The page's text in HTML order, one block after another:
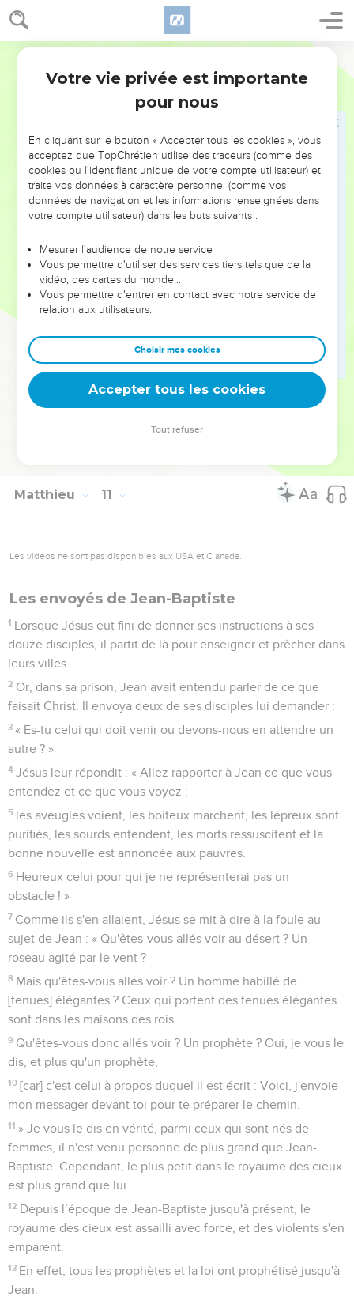
Matthieu 10
35 car je suis venu mettre la division entre l'homme et son
père, entre la fille et sa mère, entre la belle-fille et sa belle-
et l'on aura pour ennemis les membres de sa famille.
Celui qui aime son père ou sa mère plus que moi n'est pas
moi n'est pas digne de moi.
Celui qui ne prend pas sa croix et ne me suit pas n'est pas
digne de moi.
Celui qui conservera sa vie la perdra, et celui qui perdra sa
Des récompenses
» Si quelqu’un vous accueille, c’est moi qu’il accueille, et
celui qui m’accueille accueille celui qui m'a envoyé.
Celui qui accueille un prophète en qualité de prophète
recevra une récompense de prophète, et celui qui accueille
un juste en qualité de juste recevra une récompense de
juste.
Et si quelqu’un donne à boire ne serait-ce qu'un verre
Matthieu 11
Les vidéos ne sont pas disponibles aux USA et C anada.
Les envoyés de Jean-Baptiste
1 Lorsque Jésus eut fini de donner ses instructions à ses
douze disciples, il partit de là pour enseigner et prêcher dans
leurs villes.
2 Or, dans sa prison, Jean avait entendu parler de ce que
faisait Christ. Il envoya deux de ses disciples lui demander :
3 « Es-tu celui qui doit venir ou devons-nous en attendre un
autre ? »
4 Jésus leur répondit : « Allez rapporter à Jean ce que vous
entendez et ce que vous voyez :
5 les aveugles voient, les boiteux marchent, les lépreux sont
purifiés, les sourds entendent, les morts ressuscitent et la
bonne nouvelle est annoncée aux pauvres.
6 Heureux celui pour qui je ne représenterai pas un
obstacle ! »
7 Comme ils s'en allaient, Jésus se mit à dire à la foule au
sujet de Jean : « Qu'êtes-vous allés voir au désert ? Un
roseau agité par le vent ?
8 Mais qu'êtes-vous allés voir ? Un homme habillé de
[tenues] élégantes ? Ceux qui portent des tenues élégantes
sont dans les maisons des rois.
9 Qu'êtes-vous donc allés voir ? Un prophète ? Oui, je vous le
dis, et plus qu'un prophète,
10 [car] c'est celui à propos duquel il est écrit : Voici, j'envoie
mon messager devant toi pour te préparer le chemin.
11 » Je vous le dis en vérité, parmi ceux qui sont nés de
femmes, il n'est venu personne de plus grand que Jean-
Baptiste. Cependant, le plus petit dans le royaume des cieux
est plus grand que lui.
12 Depuis l’époque de Jean-Baptiste jusqu'à présent, le
royaume des cieux est assailli avec force, et des violents s'en
emparent.
13 En effet, tous les prophètes et la loi ont prophétisé jusqu'à
Jean.
Votre vie privée est importante
pour nous
En cliquant sur le bouton « Accepter tous les cookies », vous
acceptez que TopChrétien utilise des traceurs (comme des
cookies ou l'identifiant unique de votre compte utilisateur) et
traite vos données à caractère personnel (comme vos
données de navigation et les informations renseignées dans
votre compte utilisateur) dans les buts suivants :
Mesurer l'audience de notre service
Vous permettre d'utiliser des services tiers tels que de la
vidéo, des cartes du monde…
Vous permettre d'entrer en contact avec notre service de
relation aux utilisateurs.
Choisir mes cookies
Accepter tous les cookies
Tout refuser